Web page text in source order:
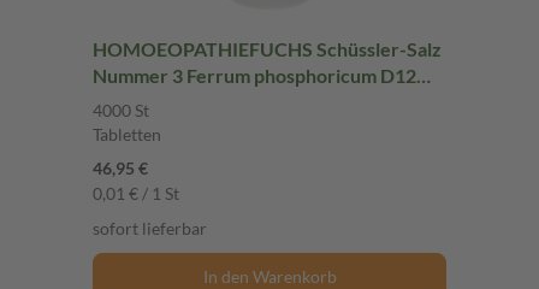
HOMOEOPATHIEFUCHS Schüssler-Salz
Nummer 3 Ferrum phosphoricum D12
Biochemie 4000 St Tabletten
4000 St
Tabletten
46,95 €
0,01 € / 1 St
sofort lieferbar
In den Warenkorb